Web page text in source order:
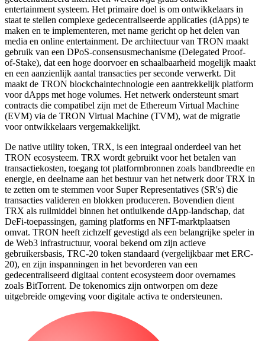
entertainment systeem. Het primaire doel is om ontwikkelaars in
staat te stellen complexe gedecentraliseerde applicaties (dApps) te
maken en te implementeren, met name gericht op het delen van
media en online entertainment. De architectuur van TRON maakt
gebruik van een DPoS-consensusmechanisme (Delegated Proof-
of-Stake), dat een hoge doorvoer en schaalbaarheid mogelijk maakt
en een aanzienlijk aantal transacties per seconde verwerkt. Dit
maakt de TRON blockchaintechnologie een aantrekkelijk platform
voor dApps met hoge volumes. Het netwerk ondersteunt smart
contracts die compatibel zijn met de Ethereum Virtual Machine
(EVM) via de TRON Virtual Machine (TVM), wat de migratie
voor ontwikkelaars vergemakkelijkt.
De native utility token, TRX, is een integraal onderdeel van het
TRON ecosysteem. TRX wordt gebruikt voor het betalen van
transactiekosten, toegang tot platformbronnen zoals bandbreedte en
energie, en deelname aan het bestuur van het netwerk door TRX in
te zetten om te stemmen voor Super Representatives (SR's) die
transacties valideren en blokken produceren. Bovendien dient
TRX als ruilmiddel binnen het ontluikende dApp-landschap, dat
DeFi-toepassingen, gaming platforms en NFT-marktplaatsen
omvat. TRON heeft zichzelf gevestigd als een belangrijke speler in
de Web3 infrastructuur, vooral bekend om zijn actieve
gebruikersbasis, TRC-20 token standaard (vergelijkbaar met ERC-
20), en zijn inspanningen in het bevorderen van een
gedecentraliseerd digitaal content ecosysteem door overnames
zoals BitTorrent. De tokenomics zijn ontworpen om deze
uitgebreide omgeving voor digitale activa te ondersteunen.